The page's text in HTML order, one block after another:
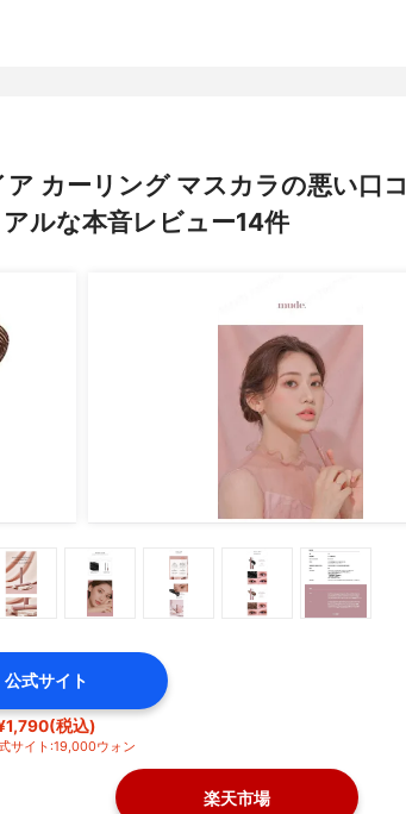
カーリング マスカラの悪い口コ
ルな本音レビュー14件
公式サイト
税込)
サイト:19,000ウォン
楽天市場